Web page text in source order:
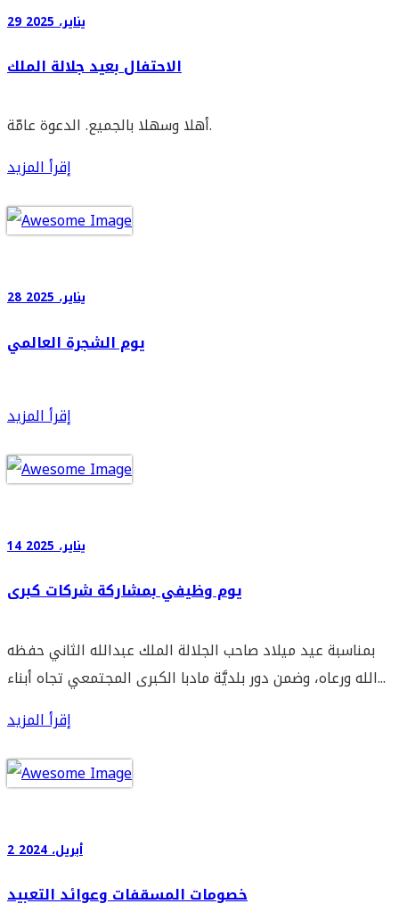
29 يناير، 2025
الاحتفال بعيد جلالة الملك
أهلا وسهلا بالجميع. الدعوة عامّة.
إقرأ المزيد
28 يناير، 2025
يوم الشجرة العالمي
إقرأ المزيد
14 يناير، 2025
يوم وظيفي بمشاركة شركات كبرى
بمناسبة عيد ميلاد صاحب الجلالة الملك عبدالله الثاني حفظه
الله ورعاه، وضمن دور بلديَّة مادبا الكبرى المجتمعي تجاه أبناء...
إقرأ المزيد
2 أبريل، 2024
خصومات المسقفات وعوائد التعبيد